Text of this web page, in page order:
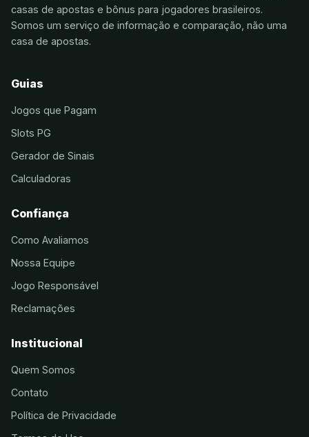
casas de apostas e bônus para jogadores brasileiros.
Somos um serviço de informação e comparação, não uma
casa de apostas.
Guias
Jogos que Pagam
Slots PG
Gerador de Sinais
Calculadoras
Confiança
Como Avaliamos
Nossa Equipe
Jogo Responsável
Reclamações
Institucional
Quem Somos
Contato
Política de Privacidade